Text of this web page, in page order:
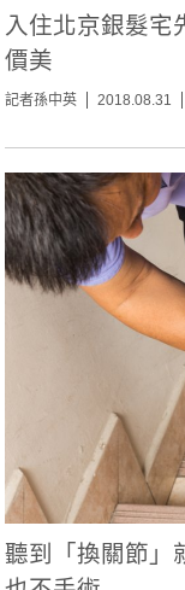
入住北京銀髮宅
價美
記者孫中英 2018.08.31
聽到「換關節」